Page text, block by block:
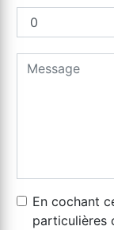
En cochant
particulières